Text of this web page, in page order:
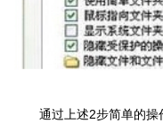
通过上述2步简单的操